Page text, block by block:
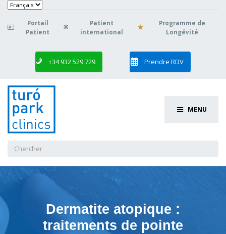
Choisir

Portail
Patient
Patient
international
Programme de
Longévité
+34 932 529 729 Prendre RDV
MENU
Chercher
Dermatite atopique :
traitements de pointe